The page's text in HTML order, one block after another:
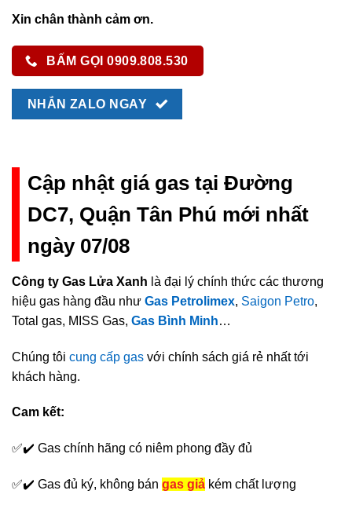
Xin chân thành cảm ơn.
BẤM GỌI 0909.808.530
NHẮN ZALO NGAY
Cập nhật giá gas tại Đường
DC7, Quận Tân Phú mới nhất
ngày 07/08
Công ty Gas Lửa Xanh là đại lý chính thức các thương
hiệu gas hàng đầu như Gas Petrolimex, Saigon Petro,
Total gas, MISS Gas, Gas Bình Minh…
Chúng tôi cung cấp gas với chính sách giá rẻ nhất tới
khách hàng.
Cam kết:
✅✔️ Gas chính hãng có niêm phong đầy đủ
✅✔️ Gas đủ ký, không bán gas giả kém chất lượng